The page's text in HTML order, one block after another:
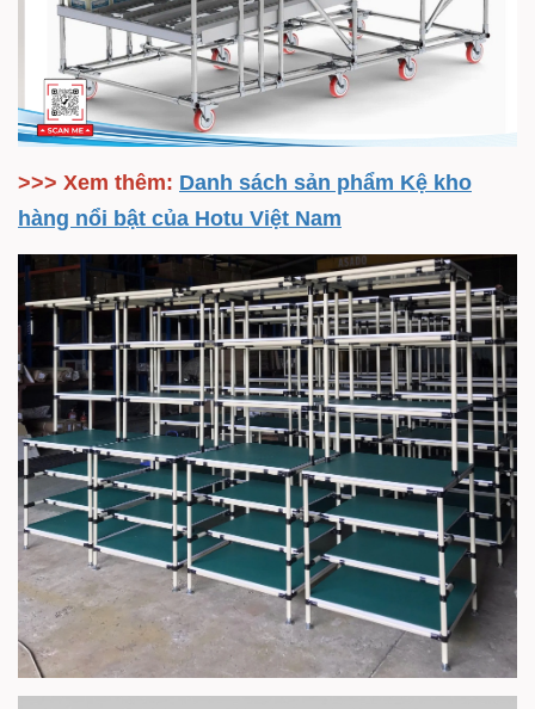
>>> Xem thêm: Danh sách sản phẩm Kệ kho
hàng nổi bật của Hotu Việt Nam